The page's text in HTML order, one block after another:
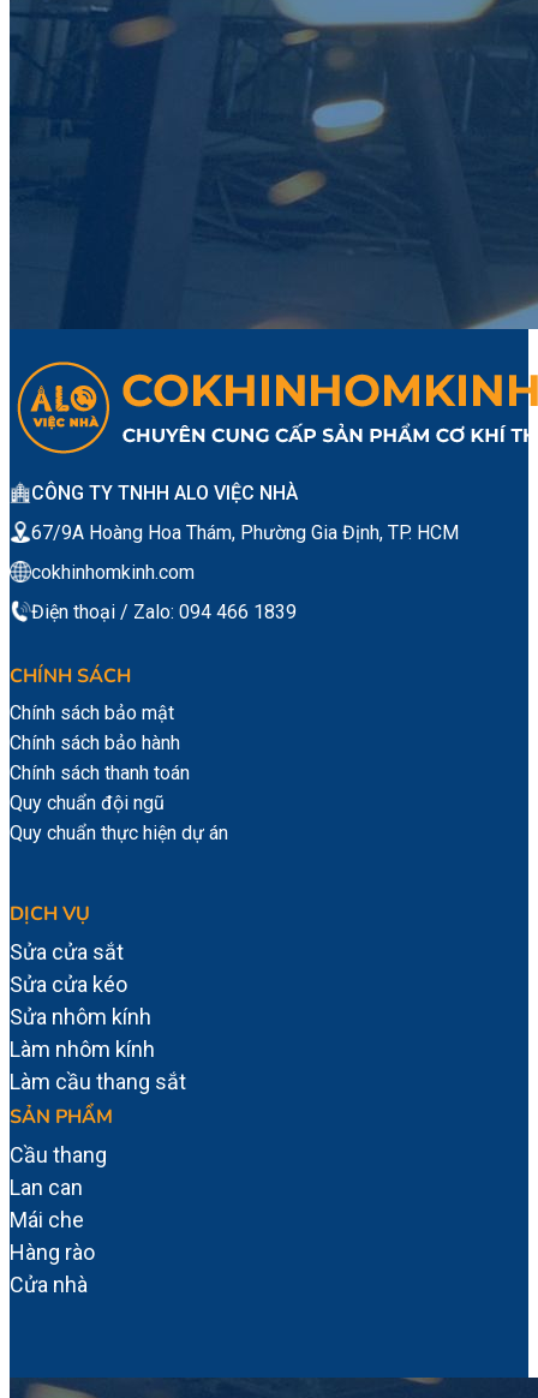
CÔNG TY TNHH ALO VIỆC NHÀ
67/9A Hoàng Hoa Thám, Phường Gia Định, TP. HCM
cokhinhomkinh.com
Điện thoại / Zalo: 094 466 1839
CHÍNH SÁCH
Chính sách bảo mật
Chính sách bảo hành
Chính sách thanh toán
Quy chuẩn đội ngũ
Quy chuẩn thực hiện dự án
DỊCH VỤ
Sửa cửa sắt
Sửa cửa kéo
Sửa nhôm kính
Làm nhôm kính
Làm cầu thang sắt
SẢN PHẨM
Cầu thang
Lan can
Mái che
Hàng rào
Cửa nhà